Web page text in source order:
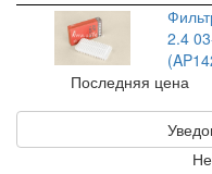
2.4
Последняя цена